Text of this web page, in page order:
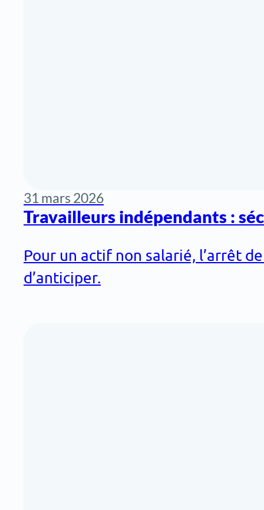
31 mars 2026
Travailleurs indépendants :
Pour un actif non salarié, l’arrêt
d’anticiper.